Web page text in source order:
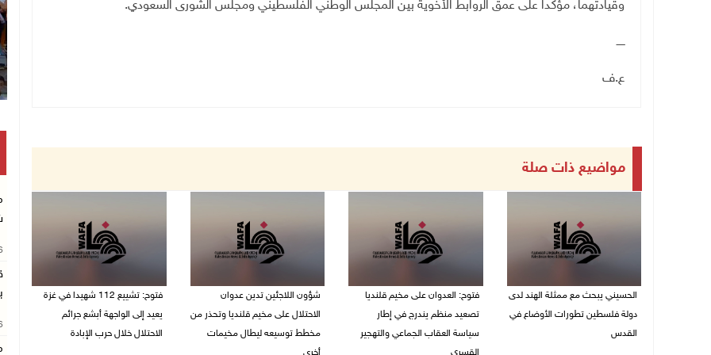
وقيادتهما، مؤكدا على عمق الروابط الأخوية بين المجلس الوطني الفلسطيني ومجلس الشورى السعودي.
ـــــ
ع.ف
مواضيع ذات صلة
الحسيني يبحث مع ممثلة الهند لدى
دولة فلسطين تطورات الأوضاع في
القدس
فتوح: العدوان على مخيم قلنديا
تصعيد منظم يندرج في إطار
سياسة العقاب الجماعي والتهجير
القسري
شؤون اللاجئين تدين عدوان
الاحتلال على مخيم قلنديا وتحذر من
مخطط توسيعه ليطال مخيمات
أخرى
فتوح: تشييع 112 شهيدا في غزة
يعيد إلى الواجهة أبشع جرائم
الاحتلال خلال حرب الإبادة